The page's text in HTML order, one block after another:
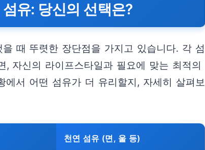
유: 당신의 선택은?
때 뚜렷한 장단점을 가지고 있습니다. 각 섬
자신의 라이프스타일과 필요에 맞는 최적의
서 어떤 섬유가 더 유리할지, 자세히 살펴보
천연 섬유 (면, 울 등)